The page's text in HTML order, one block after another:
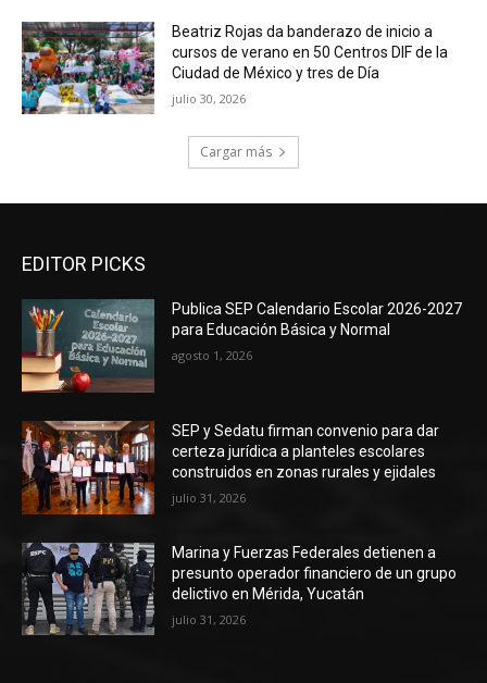
Beatriz Rojas da banderazo de inicio a
cursos de verano en 50 Centros DIF de la
Ciudad de México y tres de Día
julio 30, 2026
Cargar más
EDITOR PICKS
Publica SEP Calendario Escolar 2026-2027
para Educación Básica y Normal
agosto 1, 2026
SEP y Sedatu firman convenio para dar
certeza jurídica a planteles escolares
construidos en zonas rurales y ejidales
julio 31, 2026
Marina y Fuerzas Federales detienen a
presunto operador financiero de un grupo
delictivo en Mérida, Yucatán
julio 31, 2026